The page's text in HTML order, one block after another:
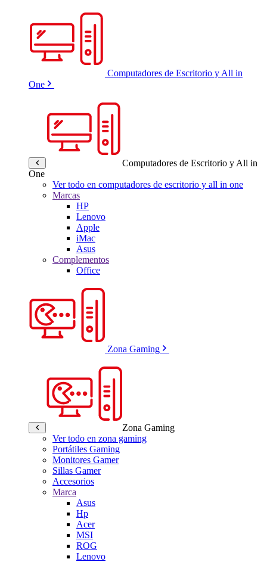
Computadores de Escritorio y All in
One
Computadores de Escritorio y All in
One
Ver todo en computadores de escritorio y all in one
Marcas
HP
Lenovo
Apple
iMac
Asus
Complementos
Office
Zona Gaming
Zona Gaming
Ver todo en zona gaming
Portátiles Gaming
Monitores Gamer
Sillas Gamer
Accesorios
Marca
Asus
Hp
Acer
MSI
ROG
Lenovo